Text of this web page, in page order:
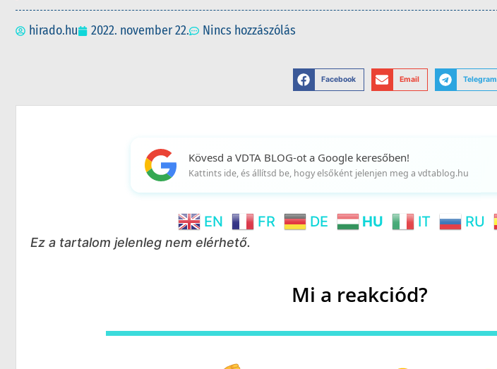
hirado.hu 2022. november 22. Nincs hozzászólás
Facebook Email Telegram
Kövesd a VDTA BLOG-ot a Google keresőben!
Kattints ide, és állítsd be, hogy elsőként jelenjen meg a vdtablog.hu
EN FR DE HU IT RU
Ez a tartalom jelenleg nem elérhető.
Mi a reakciód?